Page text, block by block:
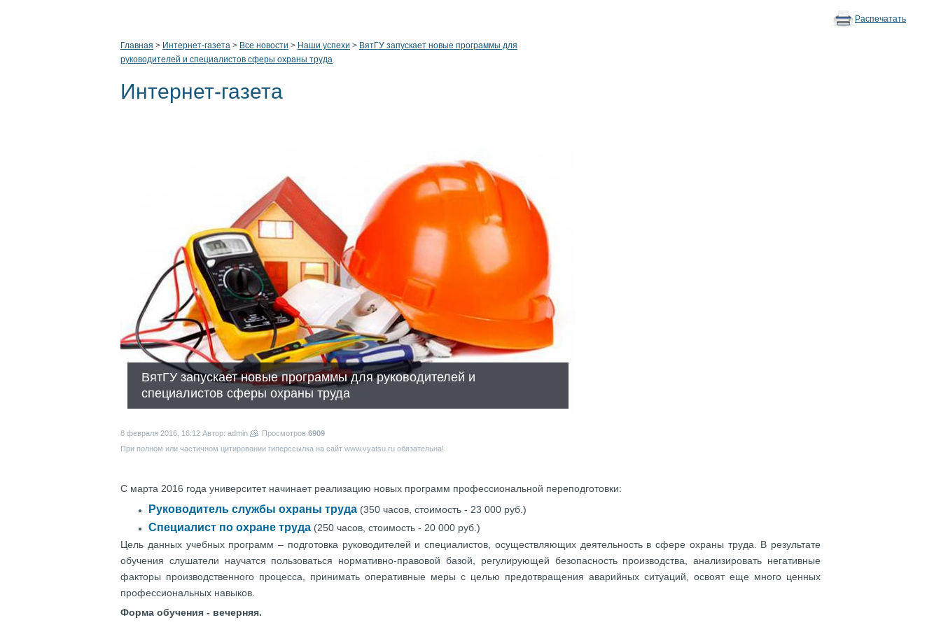
Распечатать
Главная > Интернет-газета > Все новости > Наши успехи > ВятГУ запускает новые программы для
руководителей и специалистов сферы охраны труда
Интернет-газета
ВятГУ запускает новые программы для руководителей и
специалистов сферы охраны труда
8 февраля 2016, 16:12 Автор: admin Просмотров 6909
При полном или частичном цитировании гиперссылка на сайт www.vyatsu.ru обязательна!
С марта 2016 года университет начинает реализацию новых программ профессиональной переподготовки:
Руководитель службы охраны труда (350 часов, стоимость - 23 000 руб.)
Специалист по охране труда (250 часов, стоимость - 20 000 руб.)
Цель данных учебных программ – подготовка руководителей и специалистов, осуществляющих деятельность в сфере охраны труда. В результате
обучения слушатели научатся пользоваться нормативно-правовой базой, регулирующей безопасность производства, анализировать негативные
факторы производственного процесса, принимать оперативные меры с целью предотвращения аварийных ситуаций, освоят еще много ценных
профессиональных навыков.
Форма обучения - вечерняя.